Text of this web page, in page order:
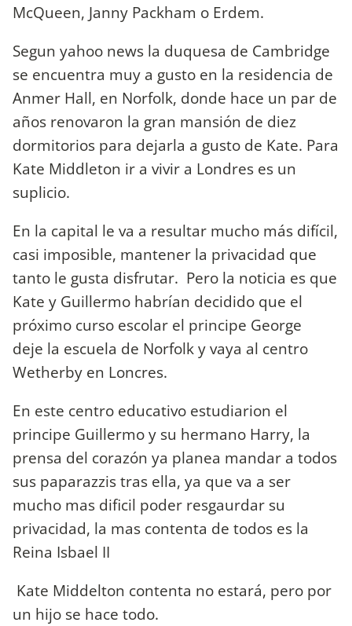
McQueen, Janny Packham o Erdem.
Segun yahoo news la duquesa de Cambridge
se encuentra muy a gusto en la residencia de
Anmer Hall, en Norfolk, donde hace un par de
años renovaron la gran mansión de diez
dormitorios para dejarla a gusto de Kate. Para
Kate Middleton ir a vivir a Londres es un
suplicio.
En la capital le va a resultar mucho más difícil,
casi imposible, mantener la privacidad que
tanto le gusta disfrutar. Pero la noticia es que
Kate y Guillermo habrían decidido que el
próximo curso escolar el principe George
deje la escuela de Norfolk y vaya al centro
Wetherby en Loncres.
En este centro educativo estudiarion el
principe Guillermo y su hermano Harry, la
prensa del corazón ya planea mandar a todos
sus paparazzis tras ella, ya que va a ser
mucho mas dificil poder resgaurdar su
privacidad, la mas contenta de todos es la
Reina Isbael II
Kate Middelton contenta no estará, pero por
un hijo se hace todo.